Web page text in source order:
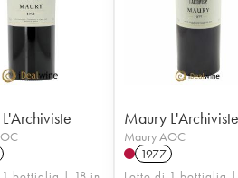
Maury L'Archiviste
Maury AOC
1977